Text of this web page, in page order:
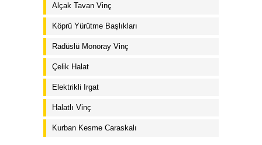
Alçak Tavan Vinç
Köprü Yürütme Başlıkları
Radüslü Monoray Vinç
Çelik Halat
Elektrikli Irgat
Halatlı Vinç
Kurban Kesme Caraskalı